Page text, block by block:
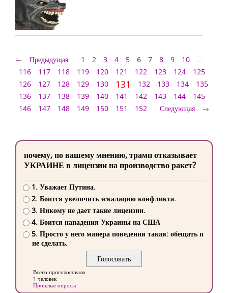
Предыдущая 1 2 3 4 5 6 7 8 9 10
...
116
117 118 119 120 121 122 123 124
125
126
127 128 129 130 131 132 133 134
135
136
137 138 139 140 141 142 143 144
145
146
147 148 149 150 151 152 Следующая
почему, по вашему мнению, трамп отказывает
УКРАИНЕ в лицензии на производство ракет?
1. Уважает Путина.
2. Боится увеличить эскалацию конфликта.
3. Никому не дает такие лицензии.
4. Боится нападения Украины на США
5. Просто у него манера поведения такая: обещать и
не сделать.
Всего проголосовало
1 человек
Прошлые опросы